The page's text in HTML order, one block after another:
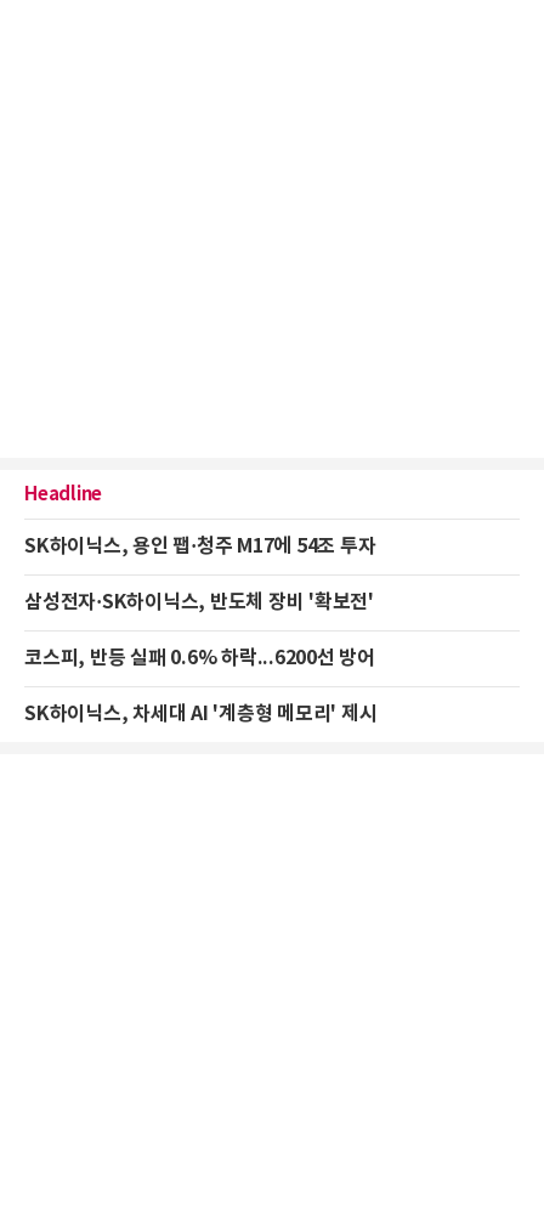
Headline
SK하이닉스, 용인 팹·청주 M17에 54조 투자
삼성전자·SK하이닉스, 반도체 장비 '확보전'
코스피, 반등 실패 0.6% 하락...6200선 방어
SK하이닉스, 차세대 AI '계층형 메모리' 제시